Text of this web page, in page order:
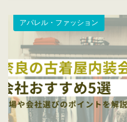
アパレル・ファッション